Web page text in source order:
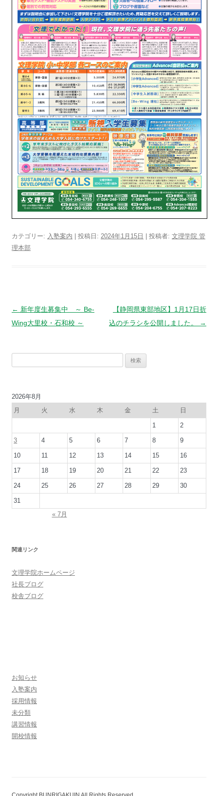
カテゴリー: 入塾案内 | 投稿日: 2024年1月15日 投稿者: 文理学院 管
理本部
投
稿
ョ
ン
← 新年度生募集中 ～ Be-
Wing大里校・石和校 ～
【静岡県東部地区】1月17日折
込のチラシを公開しました。
→
2026年8月
月
火 水 木 金 土 日
1 2
3 4 5 6 7 8 9
10 11 12 13 14 15 16
17 18 19 20 21 22 23
24 25 26 27 28 29 30
31
« 7月
関連リンク
文理学院ホームページ
社長ブログ
校舎ブログ
お知らせ
入塾案内
採用情報
未分類
講習情報
開校情報